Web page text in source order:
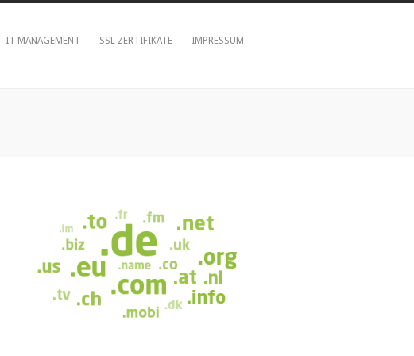
IT MANAGEMENT SSL ZERTIFIKATE IMPRESSUM